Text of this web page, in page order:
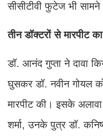
सीसीटीवी फुटेज भी
तीन डॉक्टरों से मारपीट
डॉ. आनंद गुप्ता ने दावा
घुसकर डॉ. नवीन गोयल
मारपीट की। इसके
शर्मा, उनके पुत्र डॉ.